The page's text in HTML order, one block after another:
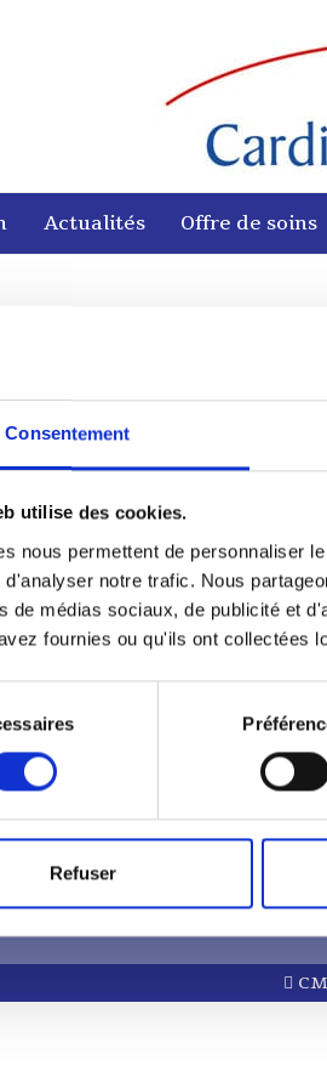
Consentement
utilise des cookies.
nous permettent de personnaliser
d'analyser notre trafic. Nous
de médias sociaux, de publicité et
fournies ou qu'ils ont collectées
Refuser
Actualités Offre de soins
avec le
notre Conseil
Contactez-nous